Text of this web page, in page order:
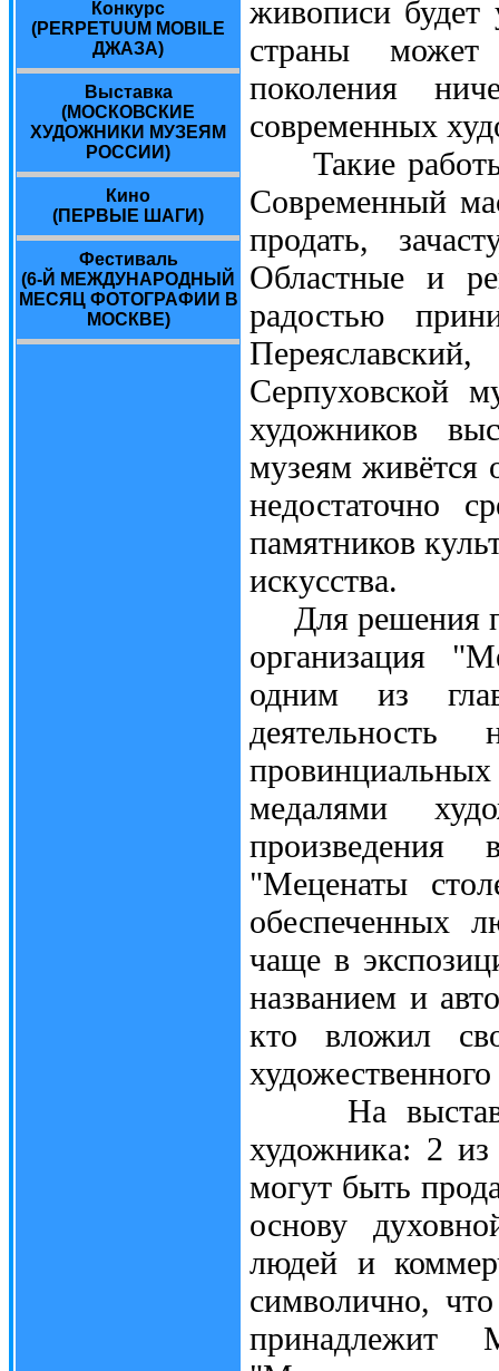
Конкурс
(PERPETUUM MOBILE
ДЖАЗА)
Выставка
(МОСКОВСКИЕ
ХУДОЖНИКИ МУЗЕЯМ
РОССИИ)
Кино
(ПЕРВЫЕ ШАГИ)
Фестиваль
(6-Й МЕЖДУНАРОДНЫЙ
МЕСЯЦ ФОТОГРАФИИ В
МОСКВЕ)
живописи будет
страны может
поколения
современных
Такие работы
Современный
продать,
Областные и
радостью
Серпуховской
художников
музеям живётся
недостаточно
памятников
искусства.
Для решения
организация
одним из
медалями
"Меценаты
обеспеченных
чаще в
названием и
кто вложил
На выставке
художника: 2
могут быть
основу
людей и
символично,
принадлежит